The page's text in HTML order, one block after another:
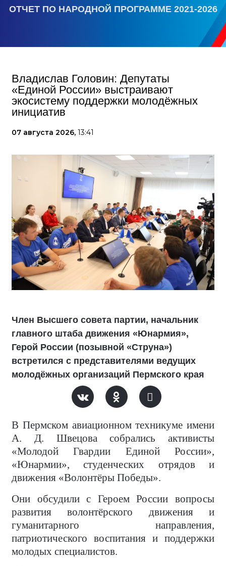
ОТЧЕТ ПО НАРОДНОЙ ПРОГРАММЕ 2021-2026
Владислав Головин: Депутаты
«Единой России» выстраивают
экосистему поддержки молодёжных
инициатив
07 августа 2026, 13:41
Член Высшего совета партии, начальник
главного штаба движения «Юнармия»,
Герой России (позывной «Струна»)
встретился с представителями ведущих
молодёжных организаций Пермского края
В Пермском авиационном техникуме имени
А. Д. Швецова собрались активисты
«Молодой Гвардии Единой России»,
«Юнармии», студенческих отрядов и
движения «Волонтёры Победы».
Они обсудили с Героем России вопросы
развития волонтёрского движения и
гуманитарного направления,
патриотического воспитания и поддержки
молодых специалистов.